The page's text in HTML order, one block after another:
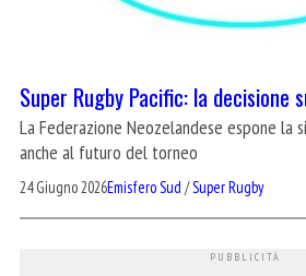
Super Rugby Pacific: la decisione
La Federazione Neozelandese espone la
anche al futuro del torneo
24 Giugno 2026Emisfero Sud /Super Rugby